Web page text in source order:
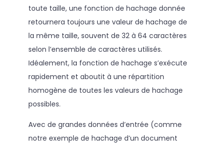
toute taille, une fonction de hachage donnée
retournera toujours une valeur de hachage de
la même taille, souvent de 32 à 64 caractères
selon l’ensemble de caractères utilisés.
Idéalement, la fonction de hachage s’exécute
rapidement et aboutit à une répartition
homogène de toutes les valeurs de hachage
possibles.
Avec de grandes données d’entrée (comme
notre exemple de hachage d’un document